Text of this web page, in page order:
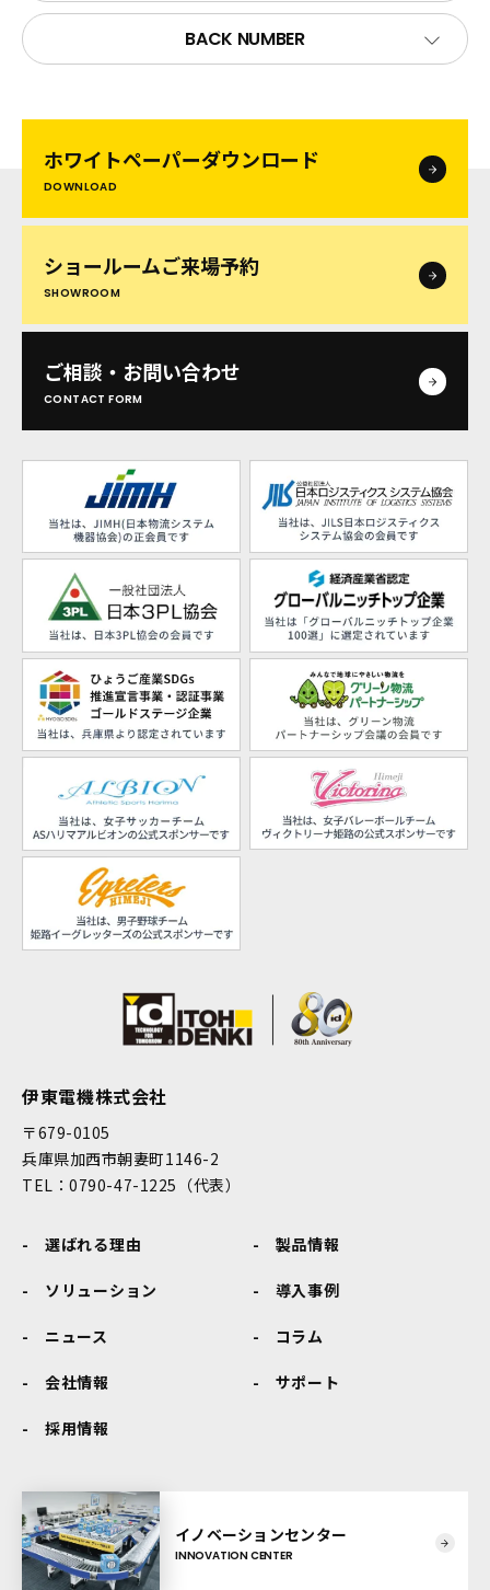
BACK NUMBER
ホワイトペーパーダウンロード
DOWNLOAD
ショールームご来場予約
SHOWROOM
ご相談・お問い合わせ
CONTACT FORM
伊東電機株式会社
〒679-0105
兵庫県加西市朝妻町1146-2
TEL：0790-47-1225（代表）
選ばれる理由 製品情報
ソリューション 導入事例
ニュース コラム
会社情報 サポート
採用情報
イノベーションセンター
INNOVATION CENTER